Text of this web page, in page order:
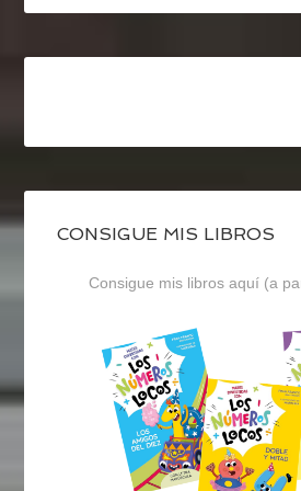
CONSIGUE MIS LIBROS
Consigue mis libros aquí (a